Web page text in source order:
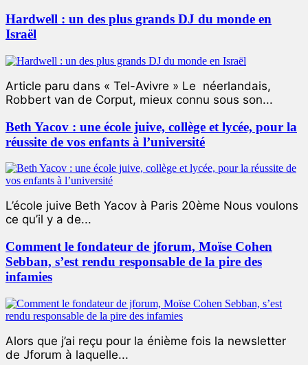
Hardwell : un des plus grands DJ du monde en
Israël
Article paru dans « Tel-Avivre » Le néerlandais,
Robbert van de Corput, mieux connu sous son...
Beth Yacov : une école juive, collège et lycée, pour la
réussite de vos enfants à l’université
L’école juive Beth Yacov à Paris 20ème Nous voulons
ce qu’il y a de...
Comment le fondateur de jforum, Moïse Cohen
Sebban, s’est rendu responsable de la pire des
infamies
Alors que j’ai reçu pour la énième fois la newsletter
de Jforum à laquelle...